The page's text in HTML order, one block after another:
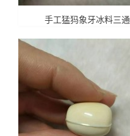
手工猛犸象牙冰料三通